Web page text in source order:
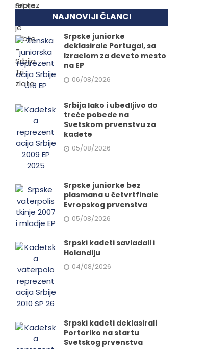
NAJNOVIJI ČLANCI
Srpske juniorke
deklasirale Portugal, sa
Izraelom za deveto mesto
na EP
06/08/2026
Srbija lako i ubedljivo do
treće pobede na
Svetskom prvenstvu za
kadete
05/08/2026
Srpske juniorke bez
plasmana u četvrtfinale
Evropskog prvenstva
05/08/2026
Srpski kadeti savladali i
Holandiju
04/08/2026
Srpski kadeti deklasirali
Portoriko na startu
Svetskog prvenstva